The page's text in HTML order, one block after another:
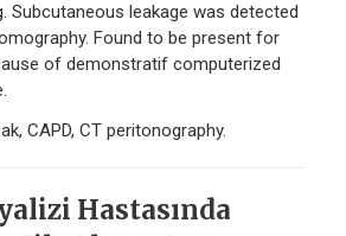
Subcutaneous leakage was detected
Found to be present for
of demonstratif computerized
CAPD, CT peritonography.
Hastasında